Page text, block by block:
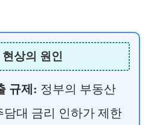
상의 원인
규제: 정부의 부동산
담대 금리 인하가 제한